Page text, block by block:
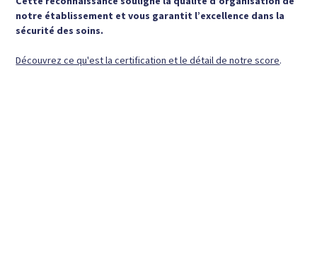
notre établissement et vous garantit l’excellence dans la
sécurité des soins.​
​Découvrez ce qu'est la certification et le détail de notre score.